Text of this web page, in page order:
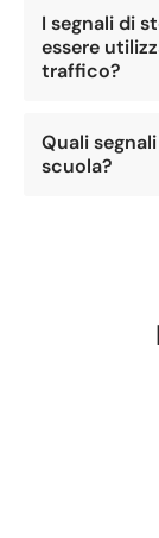
I segnali di
essere
traffico?
Quali
scuola?